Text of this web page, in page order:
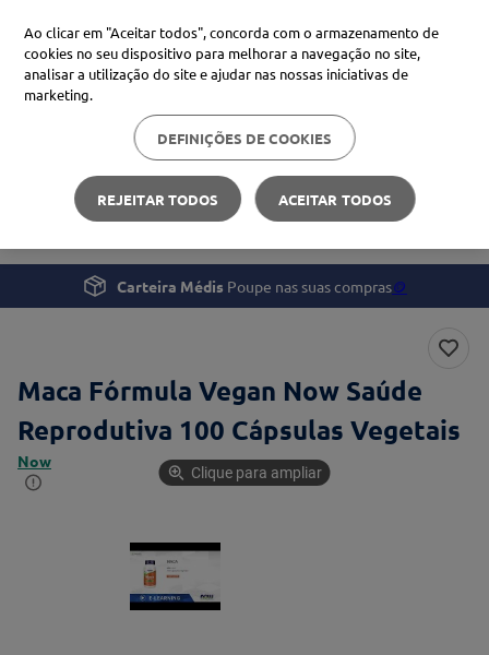
Procure no Marketplace Médis
Pesquisas mais comuns
xiaomi
4º svr
Bem-estar
Suplementos e Vitaminas
Maca Fórmula Vegan Now Saúde Reprodutiva
Carteira Médis Poupe nas suas compras🪙
Maca Fórmula Vegan Now Saúde
Reprodutiva 100 Cápsulas Vegetais
Now
Clique para ampliar
Ao clicar em "Aceitar todos", concorda com o armazenamento de
cookies no seu dispositivo para melhorar a navegação no site,
analisar a utilização do site e ajudar nas nossas iniciativas de
marketing.
DEFINIÇÕES DE COOKIES
REJEITAR TODOS ACEITAR TODOS